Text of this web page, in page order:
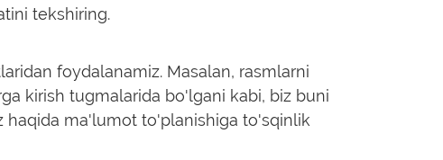
tekshiring.
foydalanamiz. Masalan, rasmlarni
kirish tugmalarida bo'lgani kabi, biz buni
ma'lumot to'planishiga to'sqinlik